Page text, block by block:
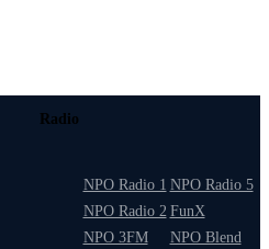
Radio
NPO Radio 1
NPO Radio 2
NPO 3FM
NPO Radio 5
FunX
NPO Blend